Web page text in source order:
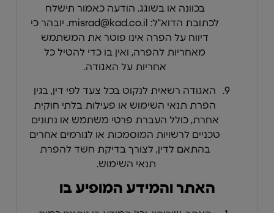
בכוונה או בשוגג. הודעה כאמור תישלח
לכתובת הדוא"ל: misrad@kad.co.il. יובהר כי
דיווח על הפרה אינו פוטר את המשתמש
מאחריות להפרה, ואין בו כדי להטיל כל
אחריות על האגודה.
האגודה רשאית לנקוט בכל צעד לפי דין, בגין
הפרת תנאי השימוש או פעילות בלתי חוקית
אחרת, כולל העברת פרטי משתמש או נתונים
טכניים לרשויות המוסמכות או לגורמים אחרים
בהתאם לדין, לצורך בדיקת חשד להפרת
תנאי השימוש.
האתר והמידע המופיע בו